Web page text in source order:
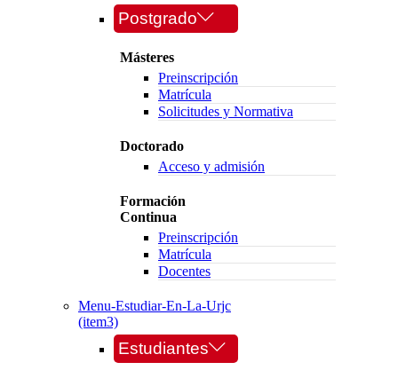
Postgrado
Másteres
Preinscripción
Matrícula
Solicitudes y Normativa
Doctorado
Acceso y admisión
Formación
Continua
Preinscripción
Matrícula
Docentes
Menu-Estudiar-En-La-Urjc
(item3)
Estudiantes